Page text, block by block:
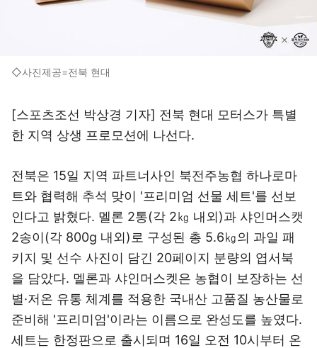
◇사진제공=전북 현대
[스포츠조선 박상경 기자] 전북 현대 모터스가 특별
한 지역 상생 프로모션에 나선다.
전북은 15일 지역 파트너사인 북전주농협 하나로마
트와 협력해 추석 맞이 '프리미엄 선물 세트'를 선보
인다고 밝혔다. 멜론 2통(각 2㎏ 내외)과 샤인머스캣
2송이(각 800g 내외)로 구성된 총 5.6㎏의 과일 패
키지 및 선수 사진이 담긴 20페이지 분량의 엽서북
을 담았다. 멜론과 샤인머스켓은 농협이 보장하는 선
별·저온 유통 체계를 적용한 국내산 고품질 농산물로
준비해 '프리미엄'이라는 이름으로 완성도를 높였다.
세트는 한정판으로 출시되며 16일 오전 10시부터 온